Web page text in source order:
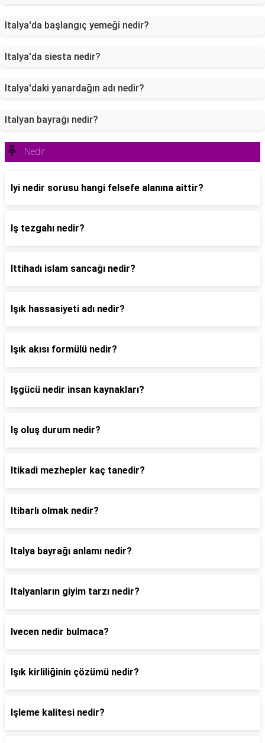
Italya'da başlangıç yemeği nedir?
Italya'da siesta nedir?
Italya'daki yanardağın adı nedir?
Italyan bayrağı nedir?
Nedir
Iyi nedir sorusu hangi felsefe alanına aittir?
Iş tezgahı nedir?
Ittihadı islam sancağı nedir?
Işık hassasiyeti adı nedir?
Işık akısı formülü nedir?
Işgücü nedir insan kaynakları?
Iş oluş durum nedir?
Itikadi mezhepler kaç tanedir?
Itibarlı olmak nedir?
Italya bayrağı anlamı nedir?
Italyanların giyim tarzı nedir?
Ivecen nedir bulmaca?
Işık kirliliğinin çözümü nedir?
Işleme kalitesi nedir?